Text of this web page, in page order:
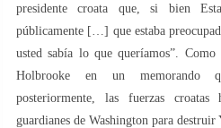
presidente croata que, si bien
públicamente […] que estaba
usted sabía lo que queríamos”.
Holbrooke en un memorando
posteriormente, las fuerzas croatas
guardianes de Washington para destruir